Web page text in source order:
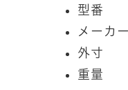
型番
メーカ
外寸
重量